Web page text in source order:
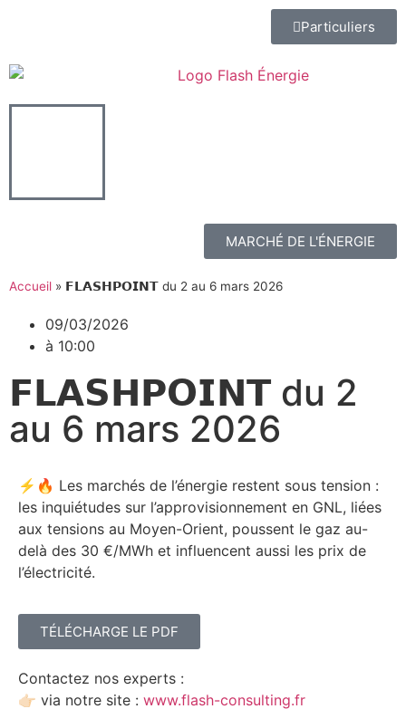
Particuliers
MARCHÉ DE L'ÉNERGIE
Accueil » 𝗙𝗟𝗔𝗦𝗛𝗣𝗢𝗜𝗡𝗧 du 2 au 6 mars 2026
09/03/2026
à 10:00
𝗙𝗟𝗔𝗦𝗛𝗣𝗢𝗜𝗡𝗧 du 2
au 6 mars 2026
⚡🔥 Les marchés de l’énergie restent sous tension :
les inquiétudes sur l’approvisionnement en GNL, liées
aux tensions au Moyen-Orient, poussent le gaz au-
delà des 30 €/MWh et influencent aussi les prix de
l’électricité.
TÉLÉCHARGE LE PDF
Contactez nos experts :
👉🏻 via notre site : www.flash-consulting.fr